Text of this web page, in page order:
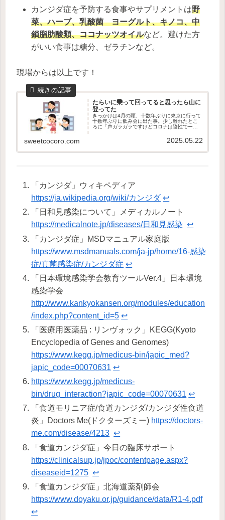
カンジダ症を予防する食事やサプリメントは野
菜、ハーブ、乳酸菌 ヨーグルト、キノコ、中
鎖脂肪酸類、ココナッツオイルなど。避けた方
がいい食事は糖分、ゼラチンなど。
現場からは以上です！
たらいに乗って回ってると思ったら山に
登ってた
きっかけは4月の頭、十数年ぶりに東京に行って
十数年ぶりに飲み会に出た事。少し離れたとこ
ろに「声ガラガラですけどコロナは陰性でー
の菌をもらったらしい。数日たってから声がガ
ラガラになって、38℃超の熱が...
sweetcocoro.com 2025.05.22
「カンジダ」ウィキペディア
https://ja.wikipedia.org/wiki/カンジダ ↩︎
「日和見感染について」メディカルノート
https://medicalnote.jp/diseases/日和見感染 ↩︎
「カンジダ症」MSDマニュアル家庭版
https://www.msdmanuals.com/ja-jp/home/16-感染
症/真菌感染症/カンジダ症 ↩︎
「日本環境感染学会教育ツールVer.4」日本環境
感染学会
http://www.kankyokansen.org/modules/education
/index.php?content_id=5 ↩︎
「医療用医薬品 : リンヴォック」KEGG(Kyoto
Encyclopedia of Genes and Genomes)
https://www.kegg.jp/medicus-bin/japic_med?
japic_code=00070631 ↩︎
https://www.kegg.jp/medicus-
bin/drug_interaction?japic_code=00070631 ↩︎
「食道モリニア症/食道カンジダ/カンジダ性食道
炎」Doctors Me(ドクターズミー) https://doctors-
me.com/disease/4213 ↩︎
「食道カンジダ症」今日の臨床サポート
https://clinicalsup.jp/jpoc/contentpage.aspx?
diseaseid=1275 ↩︎
「食道カンジダ症」北海道薬剤師会
https://www.doyaku.or.jp/guidance/data/R1-4.pdf
↩︎